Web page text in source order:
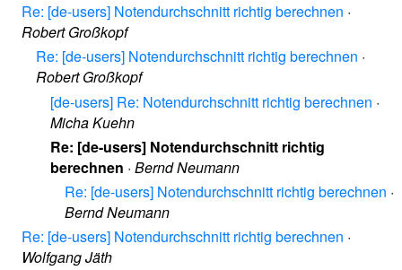
Re: [de-users] Notendurchschnitt richtig berechnen ·
Robert Großkopf
Re: [de-users] Notendurchschnitt richtig berechnen ·
Robert Großkopf
[de-users] Re: Notendurchschnitt richtig berechnen ·
Micha Kuehn
Re: [de-users] Notendurchschnitt richtig
berechnen · Bernd Neumann
Re: [de-users] Notendurchschnitt richtig berechnen ·
Bernd Neumann
Re: [de-users] Notendurchschnitt richtig berechnen ·
Wolfgang Jäth